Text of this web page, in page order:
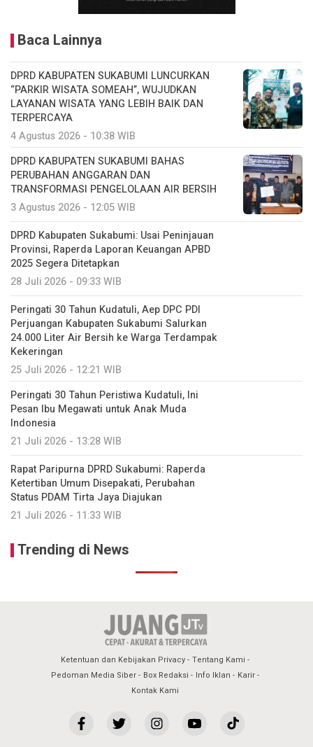
Baca Lainnya
DPRD KABUPATEN SUKABUMI LUNCURKAN
“PARKIR WISATA SOMEAH”, WUJUDKAN
LAYANAN WISATA YANG LEBIH BAIK DAN
TERPERCAYA
4 Agustus 2026 - 10:38 WIB
DPRD KABUPATEN SUKABUMI BAHAS
PERUBAHAN ANGGARAN DAN
TRANSFORMASI PENGELOLAAN AIR BERSIH
3 Agustus 2026 - 12:05 WIB
DPRD Kabupaten Sukabumi: Usai Peninjauan
Provinsi, Raperda Laporan Keuangan APBD
2025 Segera Ditetapkan
28 Juli 2026 - 09:33 WIB
Peringati 30 Tahun Kudatuli, Aep DPC PDI
Perjuangan Kabupaten Sukabumi Salurkan
24.000 Liter Air Bersih ke Warga Terdampak
Kekeringan
25 Juli 2026 - 12:21 WIB
Peringati 30 Tahun Peristiwa Kudatuli, Ini
Pesan Ibu Megawati untuk Anak Muda
Indonesia
21 Juli 2026 - 13:28 WIB
Rapat Paripurna DPRD Sukabumi: Raperda
Ketertiban Umum Disepakati, Perubahan
Status PDAM Tirta Jaya Diajukan
21 Juli 2026 - 11:33 WIB
Trending di News
Ketentuan dan Kebijakan Privacy Tentang Kami
Pedoman Media Siber
Box Redaksi Info Iklan
Karir
Kontak Kami